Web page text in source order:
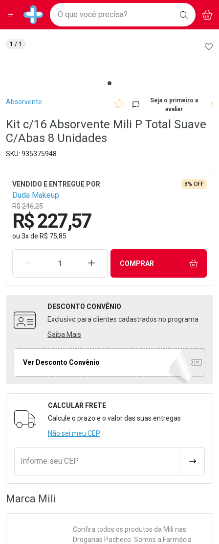
Drogarias Pacheco
Baixe nosso APP e aproveite Ofertas Exclusivas!
BAIXE
O APP
Ir direto para a home
pela página
Ir direto para o conteúdo
Ir direto para a busca
Ir direto para a conta
Faça a sua busca
O que você precisa? BUSCAR
Menu
Breadcrumb
Absorvente
Seja o primeiro a
avaliar
0
Kit c/16 Absorvente Mili P Total Suave
C/Abas 8 Unidades
935375948
Duda Makeup
R$ 246,25
8% OFF
R$ 227,57
ou 3xde R$ 75,85
REMOVER UMA UNIDADEAUMENTAR UMA UNIDADE
COMPRAR
DESCONTO CONVÊNIO
Exclusivo para clientes cadastrados no programa
Saiba Mais
Ver Desconto Convênio
Formulário para Calcular o Frete
CALCULAR FRETE
Calcule o prazo e o valor das suas entregas
Não sei meu CEP
Informe seu CEP
1 / 1
Marca Mili
Confira todos os produtos da Mili nas
Drogarias Pacheco. Somos a Farmácia